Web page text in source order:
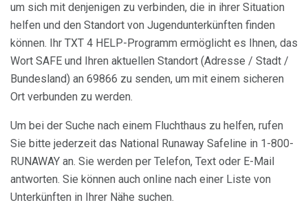
um sich mit denjenigen zu verbinden, die in ihrer Situation
helfen und den Standort von Jugendunterkünften finden
können. Ihr TXT 4 HELP-Programm ermöglicht es Ihnen, das
Wort SAFE und Ihren aktuellen Standort (Adresse / Stadt /
Bundesland) an 69866 zu senden, um mit einem sicheren
Ort verbunden zu werden.
Um bei der Suche nach einem Fluchthaus zu helfen, rufen
Sie bitte jederzeit das National Runaway Safeline in 1-800-
RUNAWAY an. Sie werden per Telefon, Text oder E-Mail
antworten. Sie können auch online nach einer Liste von
Unterkünften in Ihrer Nähe suchen.